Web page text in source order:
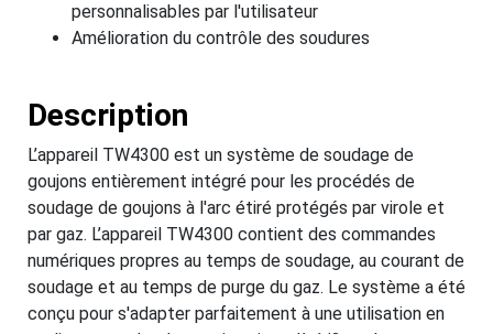
personnalisables par l'utilisateur
Amélioration du contrôle des soudures
Description
L’appareil TW4300 est un système de soudage de
goujons entièrement intégré pour les procédés de
soudage de goujons à l'arc étiré protégés par virole et
par gaz. L’appareil TW4300 contient des commandes
numériques propres au temps de soudage, au courant de
soudage et au temps de purge du gaz. Le système a été
conçu pour s'adapter parfaitement à une utilisation en